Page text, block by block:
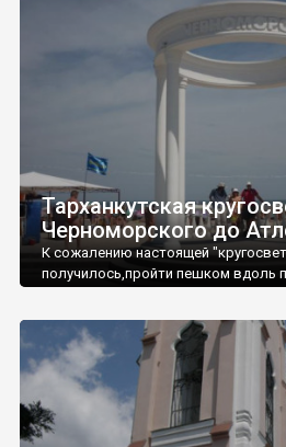
Тарханкутская
Черноморского до
К сожалению настоящей
получилось,пройти пешком вдоль